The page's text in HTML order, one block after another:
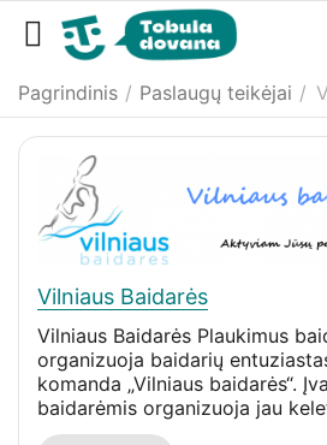
Pagrindinis / Paslaugų teikėjai /
Vilniaus Baidarės
Vilniaus Baidarės Plaukimus
organizuoja baidarių
komanda „Vilniaus baidarės“.
baidarėmis organizuoja jau